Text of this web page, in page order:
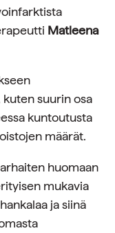
Matleena
kuten suurin osa
kuntoutusta
määrät.
huomaan
mukavia
ja siinä